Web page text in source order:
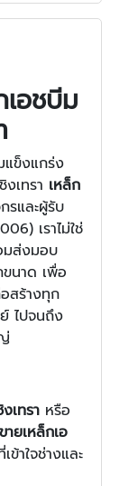
เอชบีม
แข็งแกร่ง
เทรา เหล็ก
และผู้รับ
เราไม่ใช่
มส่งมอบ
นาด เพื่อ
สร้างทุก
ไปจนถึง
งเทรา หรือ
ายเหล็กเอ
าใจช่างและ